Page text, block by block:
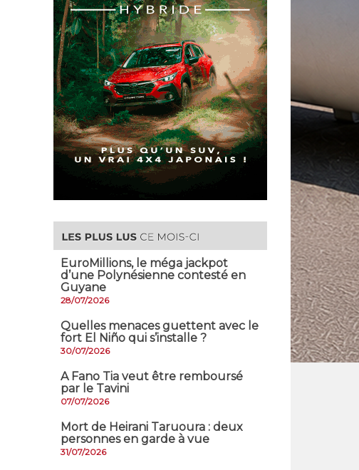
EuroMillions, ​le méga jackpot
d’une Polynésienne contesté en
Guyane
28/07/2026
Quelles menaces guettent avec le
fort El Niño qui s’installe ?
30/07/2026
A Fano Tia veut être remboursé
par le Tavini
07/07/2026
Mort de Heirani Taruoura : deux
personnes en garde à vue
31/07/2026